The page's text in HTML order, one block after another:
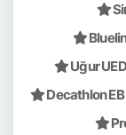
Uğur
Decathlon